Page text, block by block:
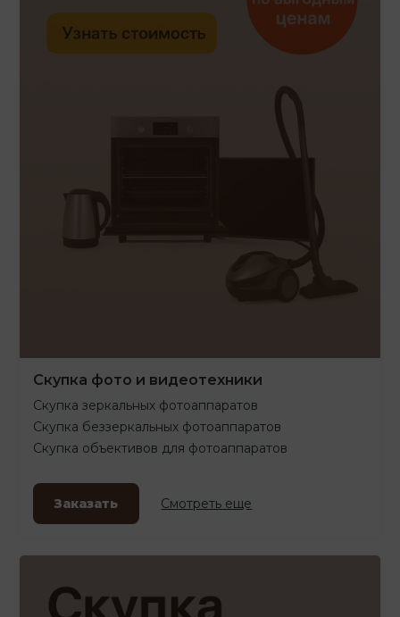
Скупка фото и видеотехники
Скупка зеркальных фотоаппаратов
Скупка беззеркальных фотоаппаратов
Скупка объективов для фотоаппаратов
Заказать Смотреть еще